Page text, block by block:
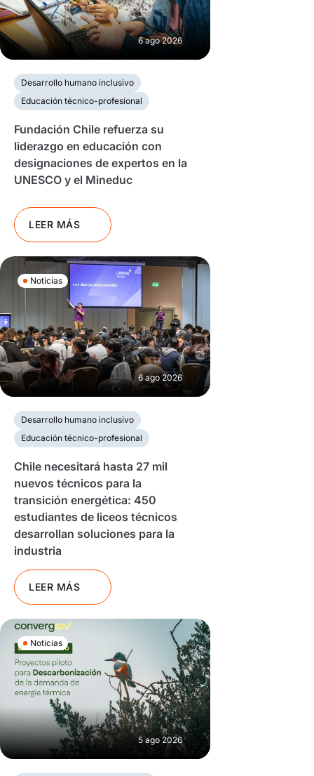
6 ago 2026
Desarrollo humano inclusivo
Educación técnico-profesional
Fundación Chile refuerza su
liderazgo en educación con
designaciones de expertos en la
UNESCO y el Mineduc
LEER MÁS
Noticias
6 ago 2026
Desarrollo humano inclusivo
Educación técnico-profesional
Chile necesitará hasta 27 mil
nuevos técnicos para la
transición energética: 450
estudiantes de liceos técnicos
desarrollan soluciones para la
industria
LEER MÁS
Noticias
5 ago 2026